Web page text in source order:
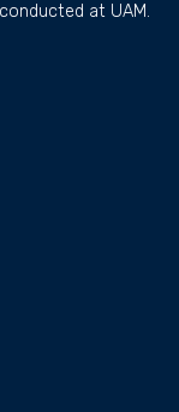
conducted at UAM.